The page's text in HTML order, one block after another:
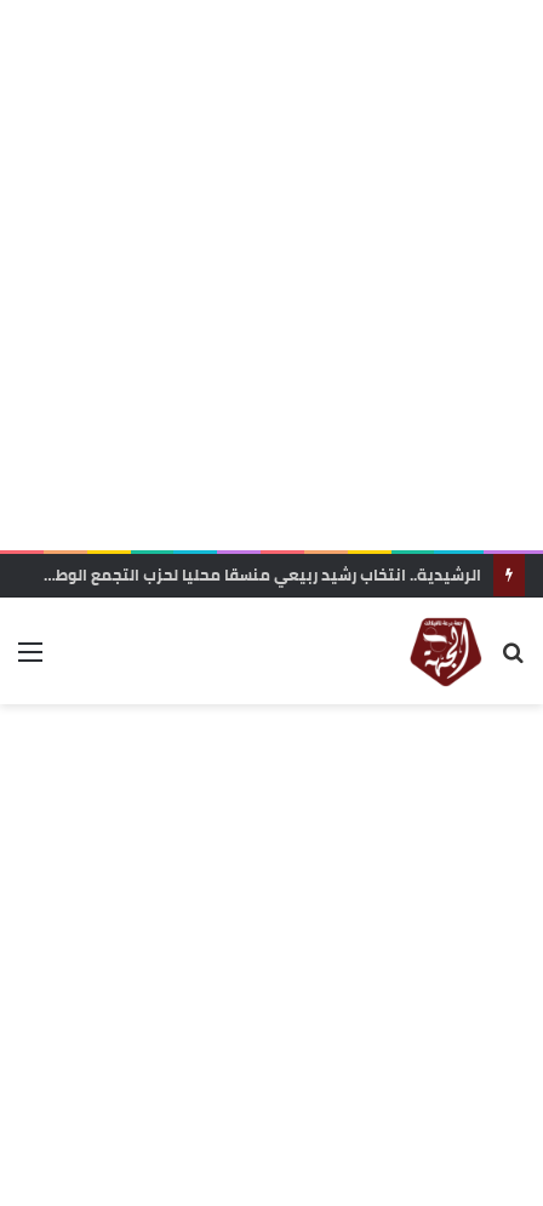
الرشيدية.. انتخاب رشيد ربيعي منسقا محليا لحزب التجمع الوطني للأحرار بجماعة الرتب